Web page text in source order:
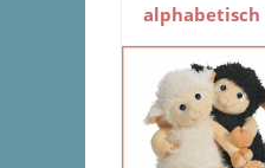
alphabetisch